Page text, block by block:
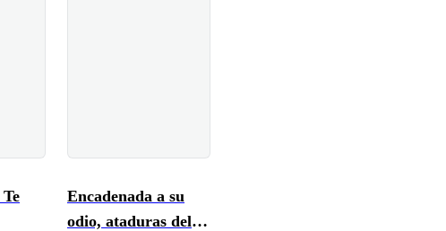
Encadenada a su
odio, ataduras del